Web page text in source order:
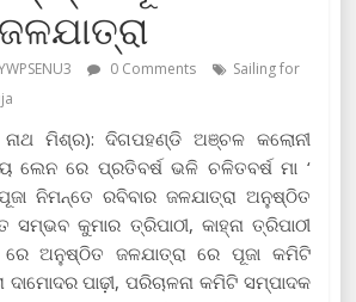
0 Comments
Sailing for
ମିଶ୍ର): ଦିଗପହଣ୍ଡି ଅଞ୍ଚଳ କଲୋନୀ
ୟ ଲେନ ରେ ପ୍ରତିବର୍ଷ ଭଳି ଚଳିତବର୍ଷ ମା ‘
ନିମନ୍ତେ ରବିବାର ଜଳଯାତ୍ରା ଅନୁଷ୍ଠିତ
କୁମାର ତ୍ରିପାଠୀ, କାହ୍ନା ତ୍ରିପାଠୀ
ଅନୁଷ୍ଠିତ ଜଳଯାତ୍ରା ରେ ପୂଜା କମିଟି
ଦାମୋଦର ପାଢ଼ୀ, ପରିଚାଳନା କମିଟି ସମ୍ପାଦକ